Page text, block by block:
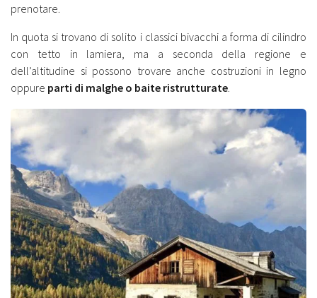
prenotare.
In quota si trovano di solito i classici bivacchi a forma di cilindro
con tetto in lamiera, ma a seconda della regione e
dell’altitudine si possono trovare anche costruzioni in legno
oppure parti di malghe o baite ristrutturate